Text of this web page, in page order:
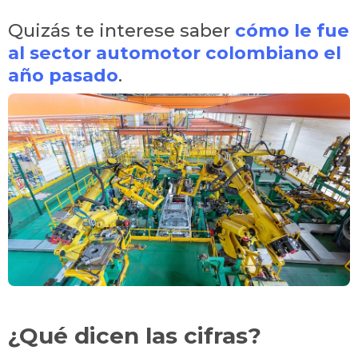
Quizás te interese saber cómo le fue
al sector automotor colombiano el
año pasado.
¿Qué dicen las cifras?